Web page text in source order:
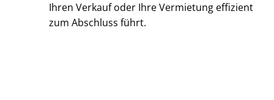
Ihren Verkauf oder Ihre Vermietung effizient
zum Abschluss führt.